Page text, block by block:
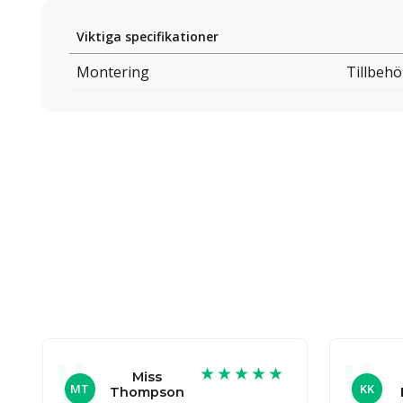
Viktiga specifikationer
Montering
MT
Miss
Thompson
★★★★★
KK